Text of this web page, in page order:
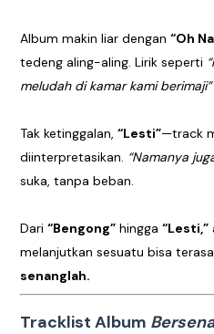
Album makin liar dengan “Oh
tedeng aling-aling. Lirik seperti
meludah di kamar kami berimaji”
Tak ketinggalan, “Lesti”—track
diinterpretasikan. “Namanya
suka, tanpa beban.
Dari “Bengong”hingga “Lesti,”
melanjutkan sesuatu bisa
senanglah.
Tracklist Album